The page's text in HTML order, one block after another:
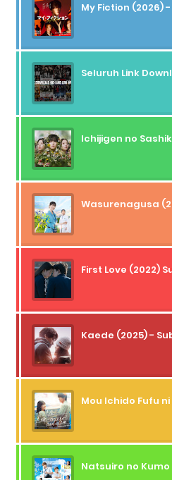
My Fiction (2026)
Kaede (2025) -